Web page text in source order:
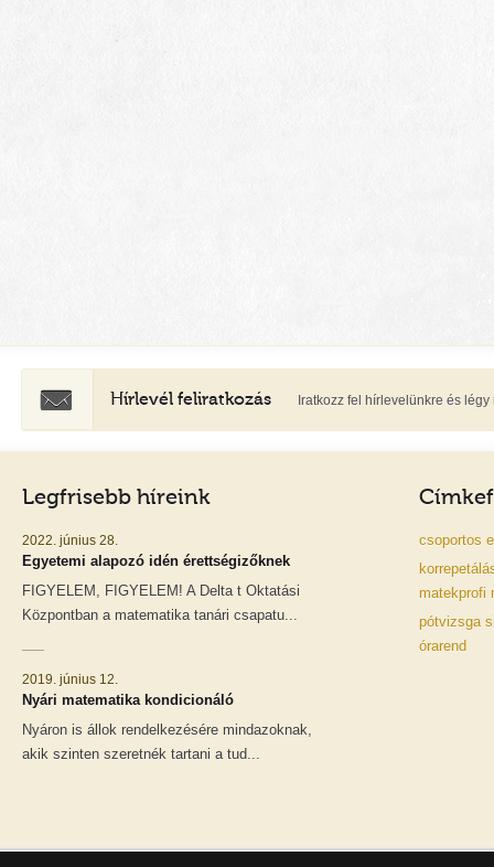
Hírlevél feliratkozás Iratkozz fel hírlevelünkre és
Legfrisebb híreink
2022. június 28.
Egyetemi alapozó idén érettségizőknek
FIGYELEM, FIGYELEM! A Delta t Oktatási
Központban a matematika tanári csapatu...
2019. június 12.
Nyári matematika kondicionáló
Nyáron is állok rendelkezésére mindazoknak,
akik szinten szeretnék tartani a tud...
csoportos
matekprofi
pótvizsga
órarend